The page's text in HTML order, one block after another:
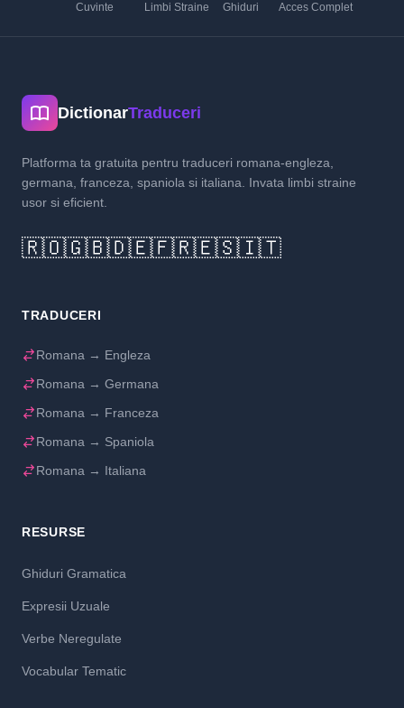
Cuvinte Limbi Straine Ghiduri Acces Complet
DictionarTraduceri
Platforma ta gratuita pentru traduceri romana-engleza,
germana, franceza, spaniola si italiana. Invata limbi straine
usor si eficient.
🇷🇴🇬🇧🇩🇪🇫🇷🇪🇸🇮🇹
TRADUCERI
Romana → Engleza
Romana → Germana
Romana → Franceza
Romana → Spaniola
Romana → Italiana
RESURSE
Ghiduri Gramatica
Expresii Uzuale
Verbe Neregulate
Vocabular Tematic